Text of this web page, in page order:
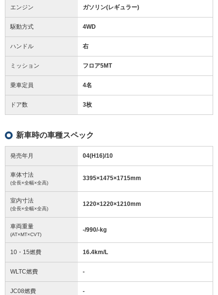
エンジン ガソリン(レギュラー)
駆動方式 4WD
ハンドル 右
ミッション フロア5MT
乗車定員 4名
ドア数 3枚
新車時の車種スペック
発売年月 04(H16)/10
車体寸法
(全長×全幅×全高)
3395×1475×1715mm
室内寸法
(全長×全幅×全高)
1220×1220×1210mm
車両重量
(AT×MT×CVT)
-/990/-kg
10・15燃費 16.4km/L
WLTC燃費 -
JC08燃費 -